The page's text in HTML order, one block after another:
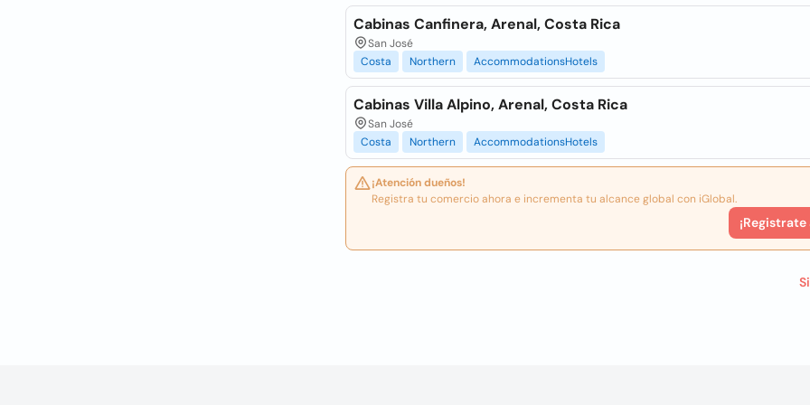
Cabinas Canfinera, Arenal, Costa Rica
San José
Costa
Northern AccommodationsHotels
Cabinas Villa Alpino, Arenal, Costa Rica
San José
Costa
Northern AccommodationsHotels
¡Atención dueños!
Registra tu comercio ahora e incrementa tu alcance global con iGlobal.
¡Registrate